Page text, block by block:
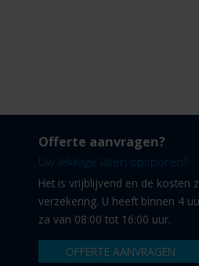
Offerte aanvragen?
Uw lekkage laten opsporen?
Het is vrijblijvend en de kosten
verzekering. U heeft binnen 4
za van 08:00 tot 16:00 uur.
OFFERTE AANVRAGEN